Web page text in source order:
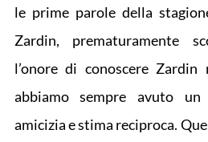
le prime parole della
Zardin, prematuramente
l’onore di conoscere
abbiamo sempre avuto
amicizia e stima reciproca.